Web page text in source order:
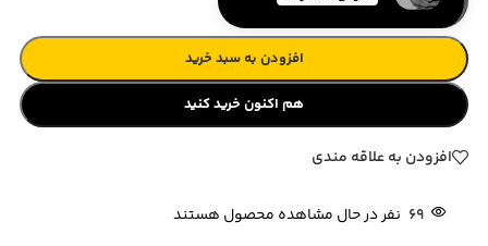
افزودن به سبد خرید
هم اکنون خرید کنید
افزودن به علاقه مندی
69 نفر در حال مشاهده محصول هستند